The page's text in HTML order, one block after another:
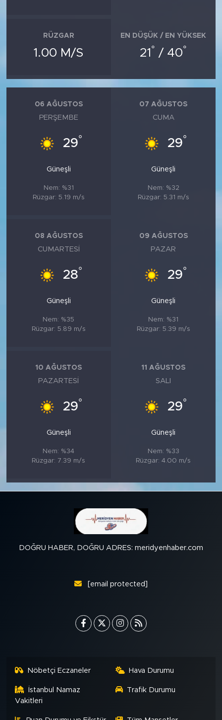
RÜZGAR
1.00 M/S
EN DÜŞÜK / EN YÜKSEK
21 ° / 40°
06 AĞUSTOS
PERŞEMBE
29°
Güneşli
Nem: %31
Rüzgar: 5.19 m/s
07 AĞUSTOS
CUMA
29°
Güneşli
Nem: %32
Rüzgar: 5.31 m/s
08 AĞUSTOS
CUMARTESI
28°
Güneşli
Nem: %35
Rüzgar: 5.89 m/s
09 AĞUSTOS
PAZAR
29°
Güneşli
Nem: %31
Rüzgar: 5.39 m/s
10 AĞUSTOS
PAZARTESI
29°
Güneşli
Nem: %34
Rüzgar: 7.39 m/s
11 AĞUSTOS
SALI
29°
Güneşli
Nem: %33
Rüzgar: 4.00 m/s
DOĞRU HABER, DOĞRU ADRES: meridyenhaber.com
[email protected]
Nöbetçi Eczaneler Hava Durumu
İstanbul Namaz
Vakitleri
Trafik Durumu
SİYASET
MEDYA KÖŞESİ
FOTO GALERİ
VİDEOLAR